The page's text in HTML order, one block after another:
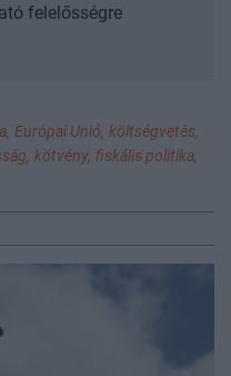
felelősségre
Európai Unió, költségvetés,
kötvény, fiskális politika,